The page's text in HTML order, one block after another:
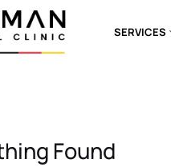
SERVICES
Found